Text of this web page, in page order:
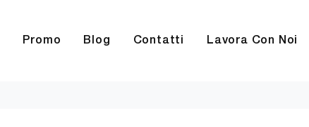
Promo Blog Contatti Lavora Con Noi